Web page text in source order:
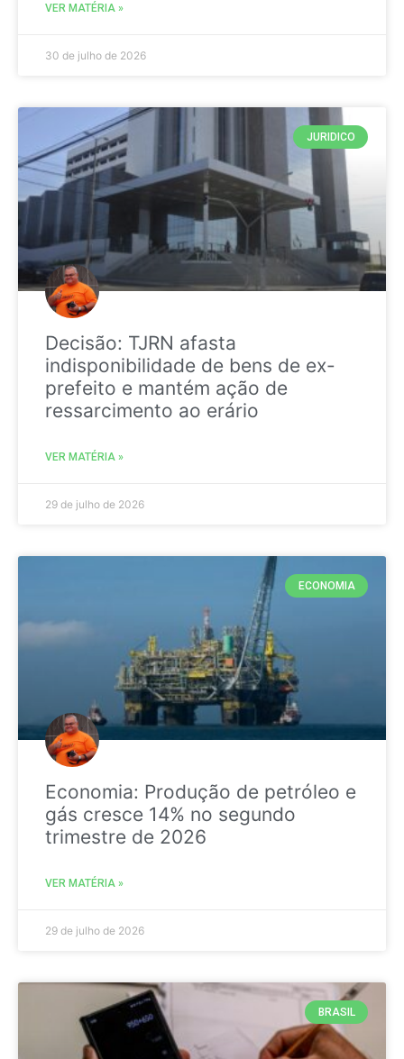
VER MATÉRIA »
30 de julho de 2026
JURIDICO
Decisão: TJRN afasta
indisponibilidade de bens de ex-
prefeito e mantém ação de
ressarcimento ao erário
VER MATÉRIA »
29 de julho de 2026
ECONOMIA
Economia: Produção de petróleo e
gás cresce 14% no segundo
trimestre de 2026
VER MATÉRIA »
29 de julho de 2026
BRASIL